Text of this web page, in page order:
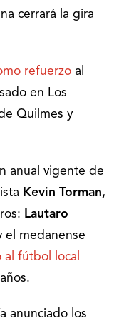
cerrará la gira
refuerzo al
en Los
Quilmes y
anual vigente de
Kevin Torman,
Lautaro
el medanense
al fútbol local
anunciado los